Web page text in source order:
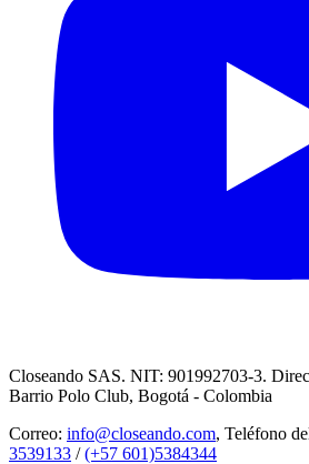
Closeando SAS. NIT: 901992703-3.
Barrio Polo Club, Bogotá - Colombia
Correo: info@closeando.com, Teléfono
3539133 /(+57 601)5384344